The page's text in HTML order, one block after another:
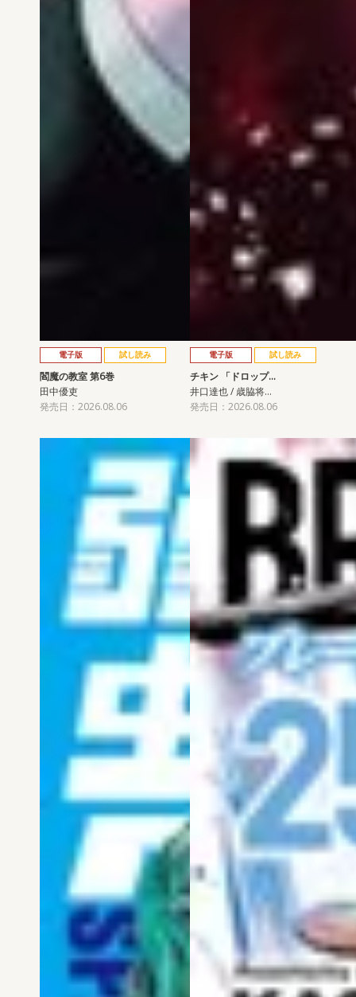
電子版 試し読み
閻魔の教室 第6巻
田中優吏
発売日：2026.08.06
電子版 試し読み
チキン 「ドロップ…
井口達也 / 歳脇将…
発売日：2026.08.06